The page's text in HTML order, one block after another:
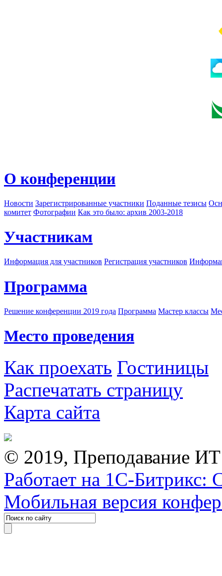
О конференции
Новости Зарегистрированные участники Поданные тезисы
комитет Фотографии Как это было: архив 2003-2018
Участникам
Информация для участников Регистрация участников
Программа
Решение конференции 2019 года Программа Мастер классы
Место проведения
Как проехать Гостиницы
Распечатать страницу
Карта сайта
© 2019, Преподавание
Работает на 1С-Битрикс:
Мобильная версия